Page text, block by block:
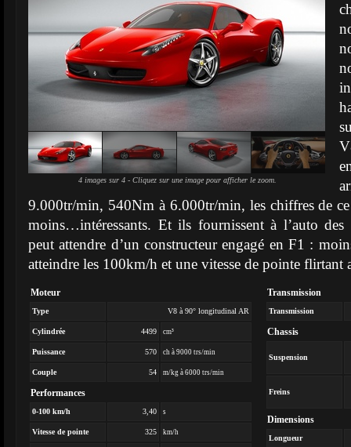
4 images sur 4 - Cliquez sur une image pour afficher le zoom.
9.000tr/min, 540Nm à 6.000tr/min, les chiffres de
moins…intéressants. Et ils fournissent à l’auto des
peut attendre d’un constructeur engagé en F1 :
atteindre les 100km/h et une vitesse de pointe flirtant
Moteur
Type V8 à 90° longitudinal AR
Cylindrée 4499 cm³
Puissance 570 ch à 9000 trs/min
Couple 54 m/kg à 6000 trs/min
Performances
0-100 km/h 3,40 s
Vitesse de pointe 325 km/h
Transmission
Transmission
Chassis
Suspension
Freins
Dimensions
Longueur